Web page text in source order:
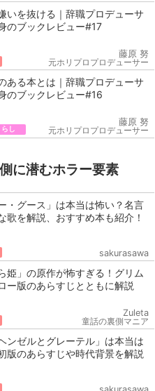
いを抜ける｜辞職プロデューサ
のブックレビュー#17
藤原 努
元ホリプロプロデューサー
ある本とは｜辞職プロデューサ
のブックレビュー#16
し
藤原 努
元ホリプロプロデューサー
に潜むホラー要素
・グース」は本当は怖い？名言
歌を解説、おすすめ本も紹介！
sakurasawa
姫」の原作が怖すぎる！グリム
ー版のあらすじとともに解説
Zuleta
童話の裏側マニア
ンゼルとグレーテル」は本当は
版のあらすじや時代背景を解説